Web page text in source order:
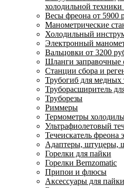
холодильной техники
Весы фреона от 5900
Манометрические
Холодильный
Электронный
Вальцовки от 3200
Шланги заправочные
Станции сбора и
Трубогиб для медных
Труборасширитель
Труборезы
Риммеры
Термометры
Ультрафиолетовый
Течеискатель фреона
Адаптеры, штуцеры,
Горелки для пайки
Горелки Bernzomatic
Припои и флюсы
Аксессуары для пайки